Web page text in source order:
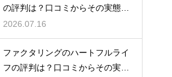
の評判は？口コミからその実態を
徹底解説
2026.07.16
ファクタリングのハートフルライ
フの評判は？口コミからその実態